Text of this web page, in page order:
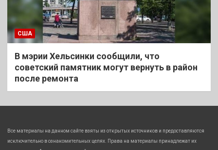
США
В мэрии Хельсинки сообщили, что
советский памятник могут вернуть в район
после ремонта
Все материалы на данном сайте взяты из открытых источников и предоставляются
исключительно в ознакомительных целях. Права на материалы принадлежат их